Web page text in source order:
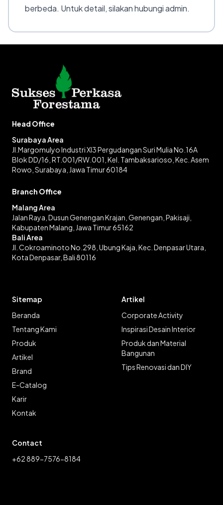
berbeda. Untuk detail, silakan hubungi admin.
Head Office
Surabaya Area
Jl.Margomulyo Industri XI3 Pergudangan Suri Mulia No.16A
Blok DD/16, RT.001/RW.001, Kel. Tambaksarioso, Kec. Asem
Rowo, Surabaya, Jawa Timur 60184
Branch Office
Malang Area
Jalan Raya, Dusun Genengan Krajan, Genengan, Pakisaji,
Kabupaten Malang, Jawa Timur 65162
Bali Area
Jl. Cokroaminoto No.298, Ubung Kaja, Kec. Denpasar Utara,
Kota Denpasar, Bali 80116
Sitemap
Beranda
Tentang Kami
Produk
Artikel
Brand
E-Catalog
Karir
Kontak
Artikel
Corporate Activity
Inspirasi Desain Interior
Produk dan Material
Bangunan
Tips Renovasi dan DIY
Contact
+62 889-7576-8184